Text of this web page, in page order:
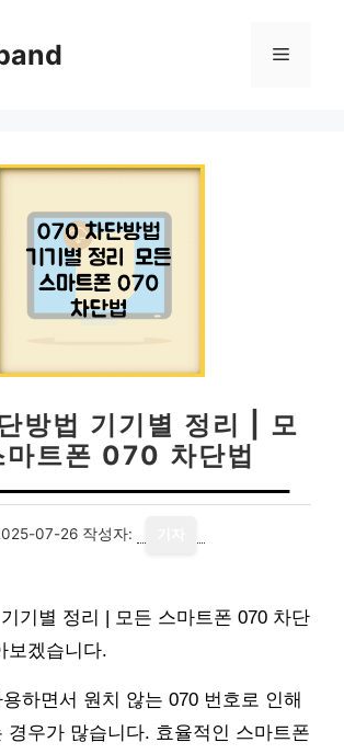
메
방법 기기별 정리 | 모
마트폰 070 차단법
07-26 작성자:
기별 정리 | 모든 스마트폰 070 차단
보겠습니다.
하면서 원치 않는 070 번호로 인해
경우가 많습니다. 효율적인 스마트폰